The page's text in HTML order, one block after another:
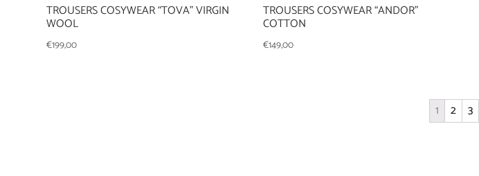
TROUSERS COSYWEAR “TOVA” VIRGIN
WOOL
€199,00
TROUSERS COSYWEAR “ANDOR”
COTTON
€149,00
1 2 3